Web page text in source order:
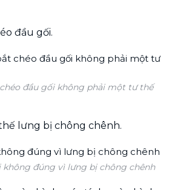
đầu gối.
đầu gối không phải một tư thế
lưng bị chông chênh.
không đúng vì lưng bị chông chênh